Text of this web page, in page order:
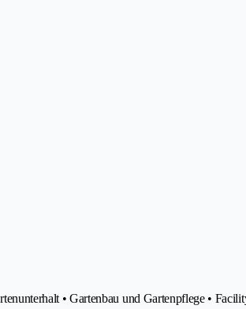
• Gartenbau und Gartenpflege •